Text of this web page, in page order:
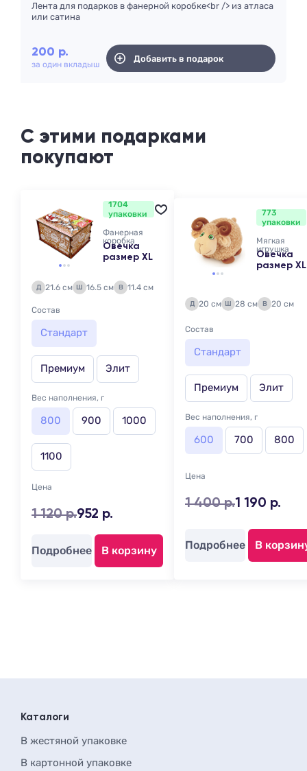
Лента для подарков в фанерной коробке<br /> из атласа
или сатина
200 р.
за один вкладыш
Добавить в подарок
С этими подарками
покупают
1704
упаковки
Фанерная
коробка
Овечка
размер XL
Д 21.6 см Ш 16.5 см В 11.4 см
Состав
Стандарт
Премиум Элит
Вес наполнения, г
800 900 1000
1100
Цена
1 120 р.952 р.
Подробнее В корзину
773
упаковки
Мягкая
игрушка
Овечка
размер XL
Д 20 см Ш 28 см В 20 см
Состав
Стандарт
Премиум Элит
Вес наполнения, г
600 700 800
Цена
1 400 р.1 190 р.
Подробнее В
Каталоги
В жестяной упаковке
В картонной упаковке